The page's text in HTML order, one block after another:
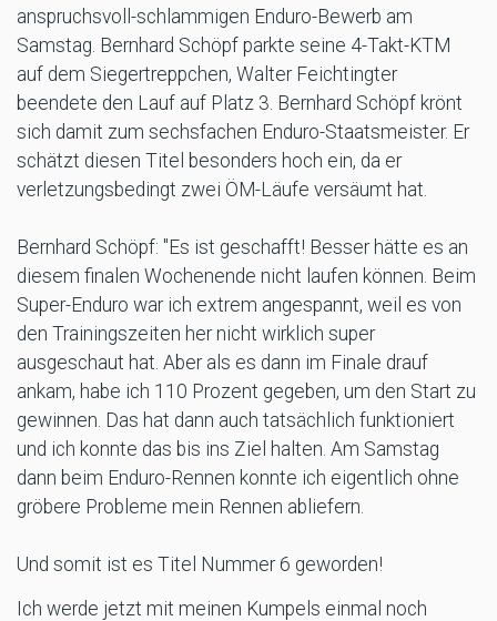
anspruchsvoll-schlammigen Enduro-Bewerb am
Samstag. Bernhard Schöpf parkte seine 4-Takt-KTM
auf dem Siegertreppchen, Walter Feichtingter
beendete den Lauf auf Platz 3. Bernhard Schöpf krönt
sich damit zum sechsfachen Enduro-Staatsmeister. Er
schätzt diesen Titel besonders hoch ein, da er
verletzungsbedingt zwei ÖM-Läufe versäumt hat.
Bernhard Schöpf: "Es ist geschafft! Besser hätte es an
diesem finalen Wochenende nicht laufen können. Beim
Super-Enduro war ich extrem angespannt, weil es von
den Trainingszeiten her nicht wirklich super
ausgeschaut hat. Aber als es dann im Finale drauf
ankam, habe ich 110 Prozent gegeben, um den Start zu
gewinnen. Das hat dann auch tatsächlich funktioniert
und ich konnte das bis ins Ziel halten. Am Samstag
dann beim Enduro-Rennen konnte ich eigentlich ohne
gröbere Probleme mein Rennen abliefern.
Und somit ist es Titel Nummer 6 geworden!
Ich werde jetzt mit meinen Kumpels einmal noch